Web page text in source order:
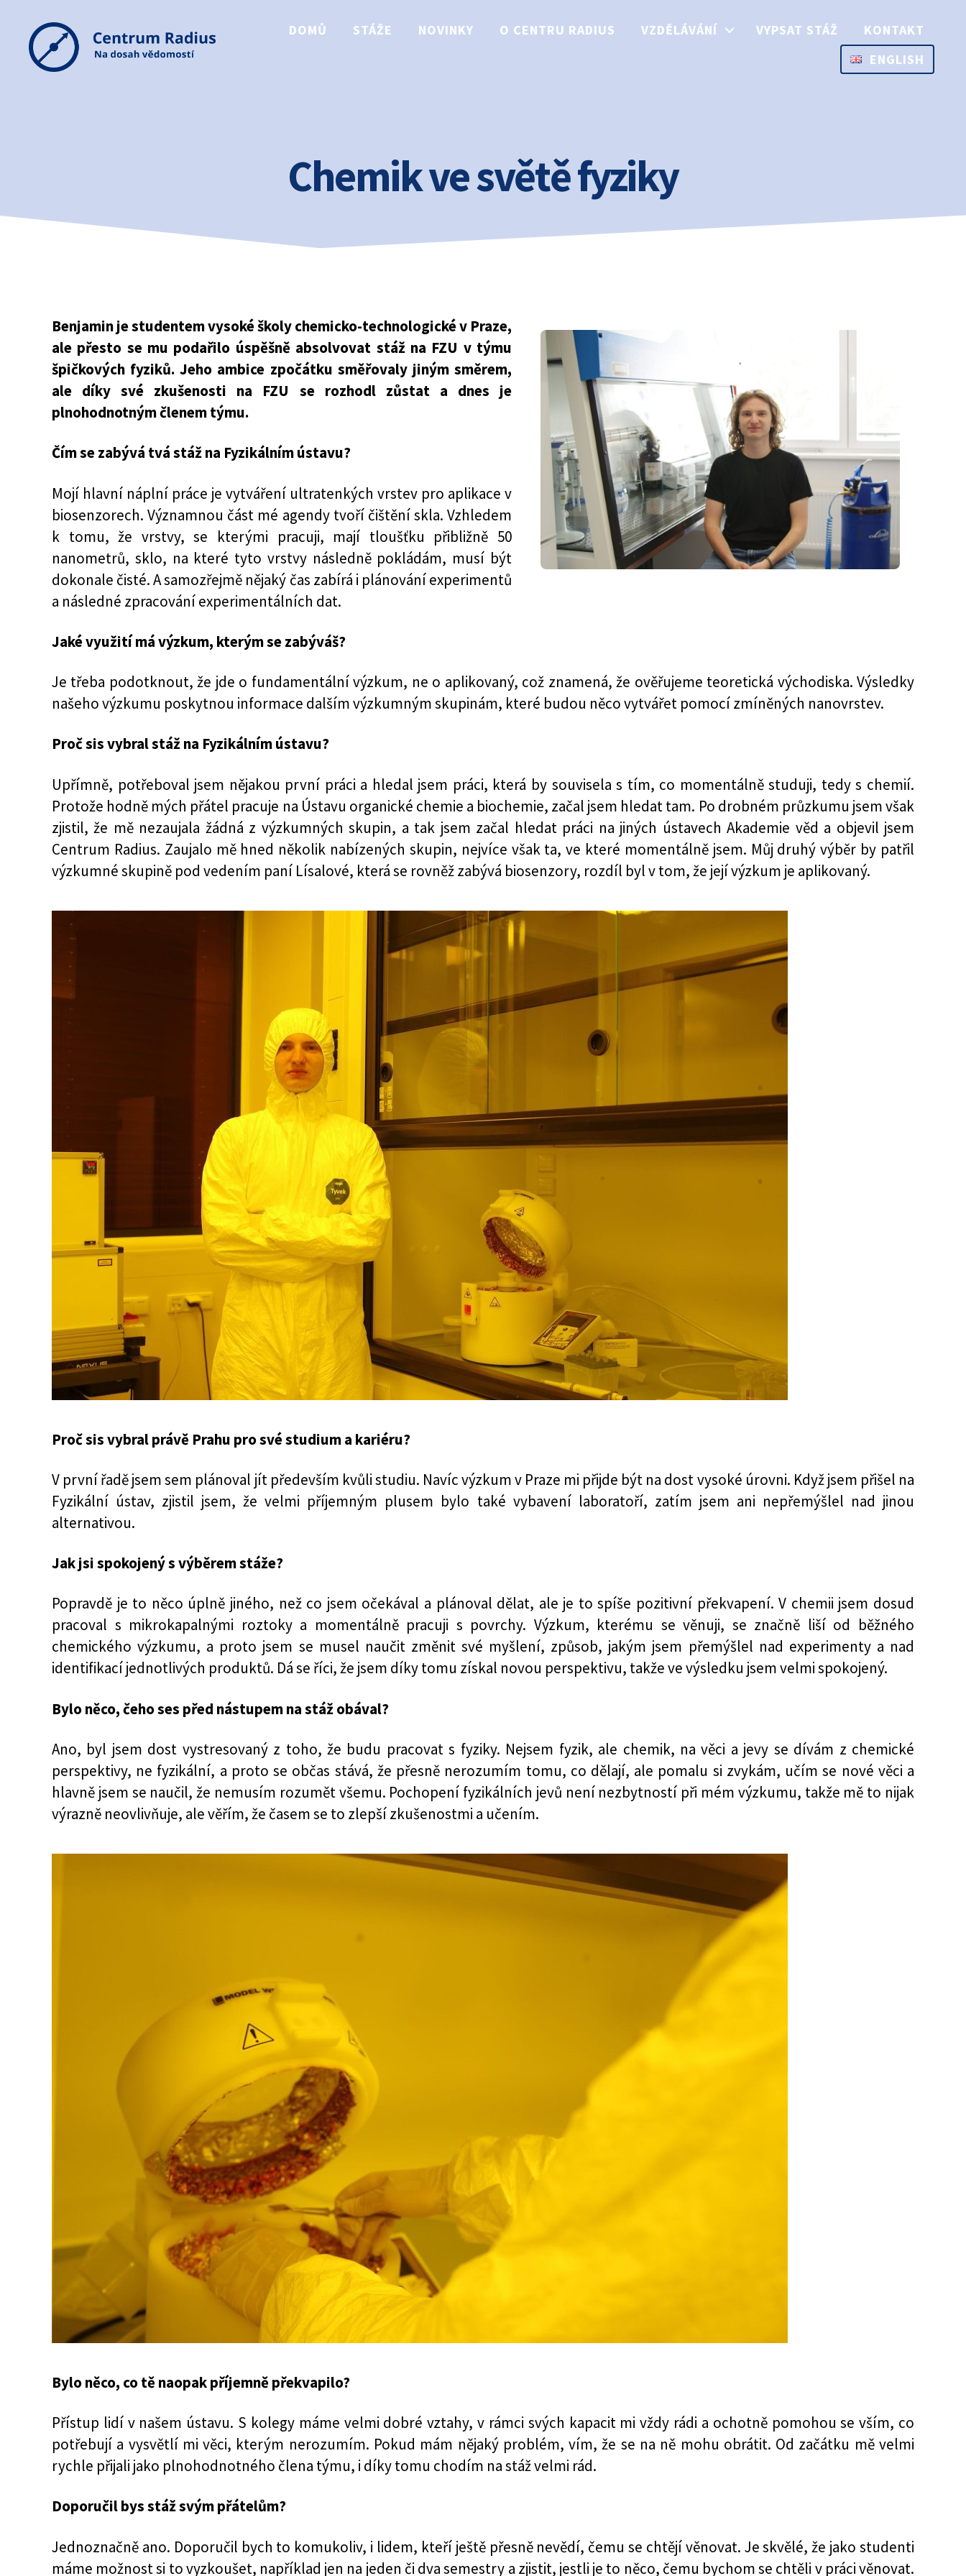
DOMŮ STÁŽE NOVINKY O CENTRU RADIUS VZDĚLÁVÁNÍ VYPSAT STÁŽ
KONTAKT
ENGLISH
Chemik ve světě fyziky
Benjamin je studentem vysoké školy chemicko-technologické v Praze,
ale přesto se mu podařilo úspěšně absolvovat stáž na FZU v týmu
špičkových fyziků. Jeho ambice zpočátku směřovaly jiným směrem,
ale díky své zkušenosti na FZU se rozhodl zůstat a dnes je
plnohodnotným členem týmu.
Čím se zabývá tvá stáž na Fyzikálním ústavu?
Mojí hlavní náplní práce je vytváření ultratenkých vrstev pro aplikace v
biosenzorech. Významnou část mé agendy tvoří čištění skla. Vzhledem
k tomu, že vrstvy, se kterými pracuji, mají tloušťku přibližně 50
nanometrů, sklo, na které tyto vrstvy následně pokládám, musí být
dokonale čisté. A samozřejmě nějaký čas zabírá i plánování experimentů
a následné zpracování experimentálních dat.
Jaké využití má výzkum, kterým se zabýváš?
Je třeba podotknout, že jde o fundamentální výzkum, ne o aplikovaný, což znamená, že ověřujeme teoretická východiska. Výsledky
našeho výzkumu poskytnou informace dalším výzkumným skupinám, které budou něco vytvářet pomocí zmíněných nanovrstev.
Proč sis vybral stáž na Fyzikálním ústavu?
Upřímně, potřeboval jsem nějakou první práci a hledal jsem práci, která by souvisela s tím, co momentálně studuji, tedy s chemií.
Protože hodně mých přátel pracuje na Ústavu organické chemie a biochemie, začal jsem hledat tam. Po drobném průzkumu jsem však
zjistil, že mě nezaujala žádná z výzkumných skupin, a tak jsem začal hledat práci na jiných ústavech Akademie věd a objevil jsem
Centrum Radius. Zaujalo mě hned několik nabízených skupin, nejvíce však ta, ve které momentálně jsem. Můj druhý výběr by patřil
výzkumné skupině pod vedením paní Lísalové, která se rovněž zabývá biosenzory, rozdíl byl v tom, že její výzkum je aplikovaný.
Proč sis vybral právě Prahu pro své studium a kariéru?
V první řadě jsem sem plánoval jít především kvůli studiu. Navíc výzkum v Praze mi přijde být na dost vysoké úrovni. Když jsem přišel na
Fyzikální ústav, zjistil jsem, že velmi příjemným plusem bylo také vybavení laboratoří, zatím jsem ani nepřemýšlel nad jinou
alternativou.
Jak jsi spokojený s výběrem stáže?
Popravdě je to něco úplně jiného, než co jsem očekával a plánoval dělat, ale je to spíše pozitivní překvapení. V chemii jsem dosud
pracoval s mikrokapalnými roztoky a momentálně pracuji s povrchy. Výzkum, kterému se věnuji, se značně liší od běžného
chemického výzkumu, a proto jsem se musel naučit změnit své myšlení, způsob, jakým jsem přemýšlel nad experimenty a nad
identifikací jednotlivých produktů. Dá se říci, že jsem díky tomu získal novou perspektivu, takže ve výsledku jsem velmi spokojený.
Bylo něco, čeho ses před nástupem na stáž obával?
Ano, byl jsem dost vystresovaný z toho, že budu pracovat s fyziky. Nejsem fyzik, ale chemik, na věci a jevy se dívám z chemické
perspektivy, ne fyzikální, a proto se občas stává, že přesně nerozumím tomu, co dělají, ale pomalu si zvykám, učím se nové věci a
hlavně jsem se naučil, že nemusím rozumět všemu. Pochopení fyzikálních jevů není nezbytností při mém výzkumu, takže mě to nijak
výrazně neovlivňuje, ale věřím, že časem se to zlepší zkušenostmi a učením.
Bylo něco, co tě naopak příjemně překvapilo?
Přístup lidí v našem ústavu. S kolegy máme velmi dobré vztahy, v rámci svých kapacit mi vždy rádi a ochotně pomohou se vším, co
potřebují a vysvětlí mi věci, kterým nerozumím. Pokud mám nějaký problém, vím, že se na ně mohu obrátit. Od začátku mě velmi
rychle přijali jako plnohodnotného člena týmu, i díky tomu chodím na stáž velmi rád.
Doporučil bys stáž svým přátelům?
Jednoznačně ano. Doporučil bych to komukoliv, i lidem, kteří ještě přesně nevědí, čemu se chtějí věnovat. Je skvělé, že jako studenti
máme možnost si to vyzkoušet, například jen na jeden či dva semestry a zjistit, jestli je to něco, čemu bychom se chtěli v práci věnovat.